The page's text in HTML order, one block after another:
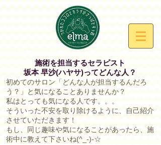
施術を担当するセラピスト
坂本 早沙(ハヤサ)ってどんな人？
初めてのサロン「どんな人が担当するんだろ
う？」と気になることありませんか？
私はとっても気になる人です。。。
そういった不安を取り除けるように、自己紹介
させていただきます！
もし、同じ趣味や気になることがあったら、施
術中に教えて下さいね(^_-)-☆